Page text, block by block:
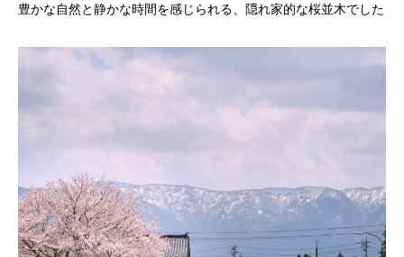
豊かな自然と静かな時間を感じられる、隠れ家的な桜並木でした